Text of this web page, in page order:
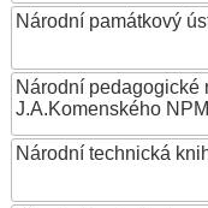
Národní památkový
Národní pedagogické
J.A.Komenského
Národní technická